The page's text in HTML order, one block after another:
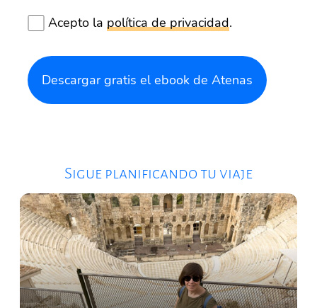
Acepto la política de privacidad.
Descargar gratis el ebook de Atenas
Sigue planificando tu viaje